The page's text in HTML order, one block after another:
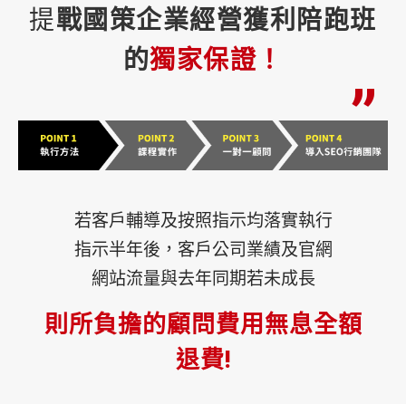
提戰國策企業經營獲利陪跑班
的獨家保證！
”
若客戶輔導及按照指示均落實執行
指示半年後，客戶公司業績及官網
網站流量與去年同期若未成長
則所負擔的顧問費用無息全額
退費!